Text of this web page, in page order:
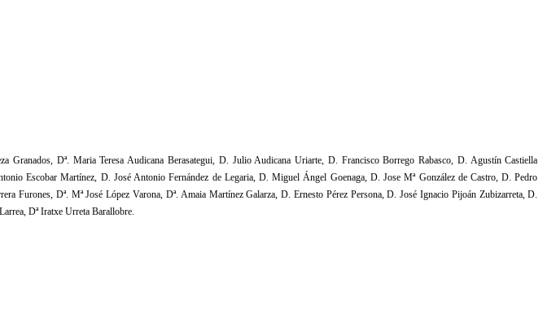
Granados, Dª. Maria Teresa Audicana Berasategui, D. Julio Audicana Uriarte, D. Francisco Borrego Rabasco, D. Agustín Castiella
Escobar Martínez, D. José Antonio Fernández de Legaria, D. Miguel Ángel Goenaga, D. Jose Mª González de Castro, D. Pedro
Furones, Dª. Mª José López Varona, Dª. Amaia Martínez Galarza, D. Ernesto Pérez Persona, D. José Ignacio Pijoán Zubizarreta, D.
Dª Iratxe Urreta Barallobre.